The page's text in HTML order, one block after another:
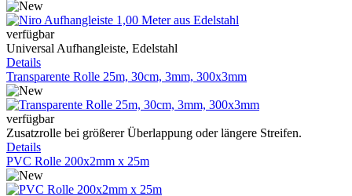
verfügbar
Universal Aufhangleiste, Edelstahl
Details
Transparente Rolle 25m, 30cm, 3mm, 300x3mm
verfügbar
Zusatzrolle bei größerer Überlappung oder längere Streifen.
Details
PVC Rolle 200x2mm x 25m